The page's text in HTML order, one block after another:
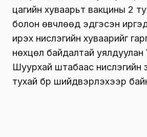
цагийн хуваарьт вакцины 2
болон өвчлөөд эдгэсэн
ирэх нислэгийн хуваарийг
нөхцөл байдалтай
Шуурхай штабаас нислэгийн
тухай бүр шийдвэрлэхээр